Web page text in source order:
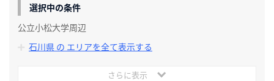
選択中の条件
公立小松大学周辺
石川県 の エリアを全て表示する
さらに表示